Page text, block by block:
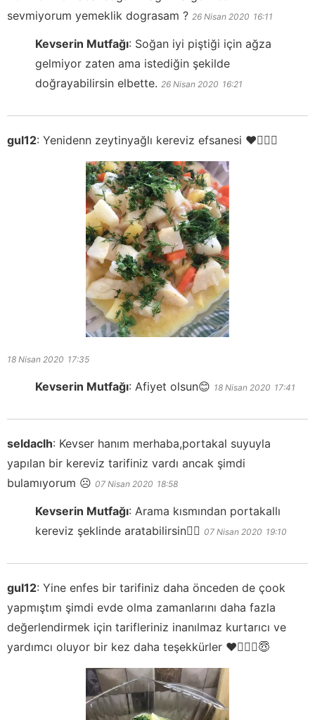
sevmiyorum yemeklik dograsam ? 26 Nisan 2020 16:11
Kevserin Mutfağı: Soğan iyi piştiği için ağza
gelmiyor zaten ama istediğin şekilde
doğrayabilirsin elbette. 26 Nisan 2020 16:21
gul12: Yenidenn zeytinyağlı kereviz efsanesi ❤️🙋🏻‍♀️
18 Nisan 2020 17:35
Kevserin Mutfağı: Afiyet olsun😊 18 Nisan 2020 17:41
seldaclh: Kevser hanım merhaba,portakal suyuyla
yapılan bir kereviz tarifiniz vardı ancak şimdi
bulamıyorum ☹️ 07 Nisan 2020 18:58
Kevserin Mutfağı: Arama kısmından portakallı
kereviz şeklinde aratabilirsin👍🏻 07 Nisan 2020 19:10
gul12: Yine enfes bir tarifiniz daha önceden de çook
yapmıştım şimdi evde olma zamanlarını daha fazla
değerlendirmek için tarifleriniz inanılmaz kurtarıcı ve
yardımcı oluyor bir kez daha teşekkürler ❤️🙋🏻‍♀️😇